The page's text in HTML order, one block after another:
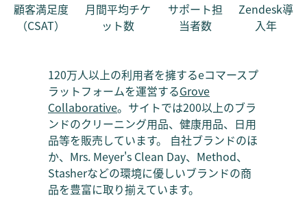
顧客満足度
（CSAT）
月間平均チケ
ット数
サポート担
当者数
Zendesk導
入年
120万人以上の利用者を擁するeコマースプ
ラットフォームを運営するGrove
Collaborative。サイトでは200以上のブラ
ンドのクリーニング用品、健康用品、日用
品等を販売しています。 自社ブランドのほ
か、Mrs. Meyer's Clean Day、Method、
Stasherなどの環境に優しいブランドの商
品を豊富に取り揃えています。